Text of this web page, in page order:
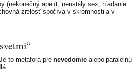
(nekonečný apetít, neustály sex, hľadanie
zrelosť spočíva v skromnosti a v
to metafora pre nevedomie alebo paralelnú